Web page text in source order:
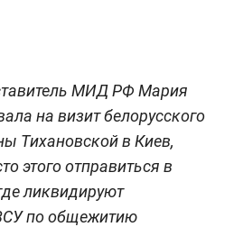
МИД РФ Мария
на визит белорусского
Тихановской в Киев,
этого отправиться в
ликвидируют
по общежитию